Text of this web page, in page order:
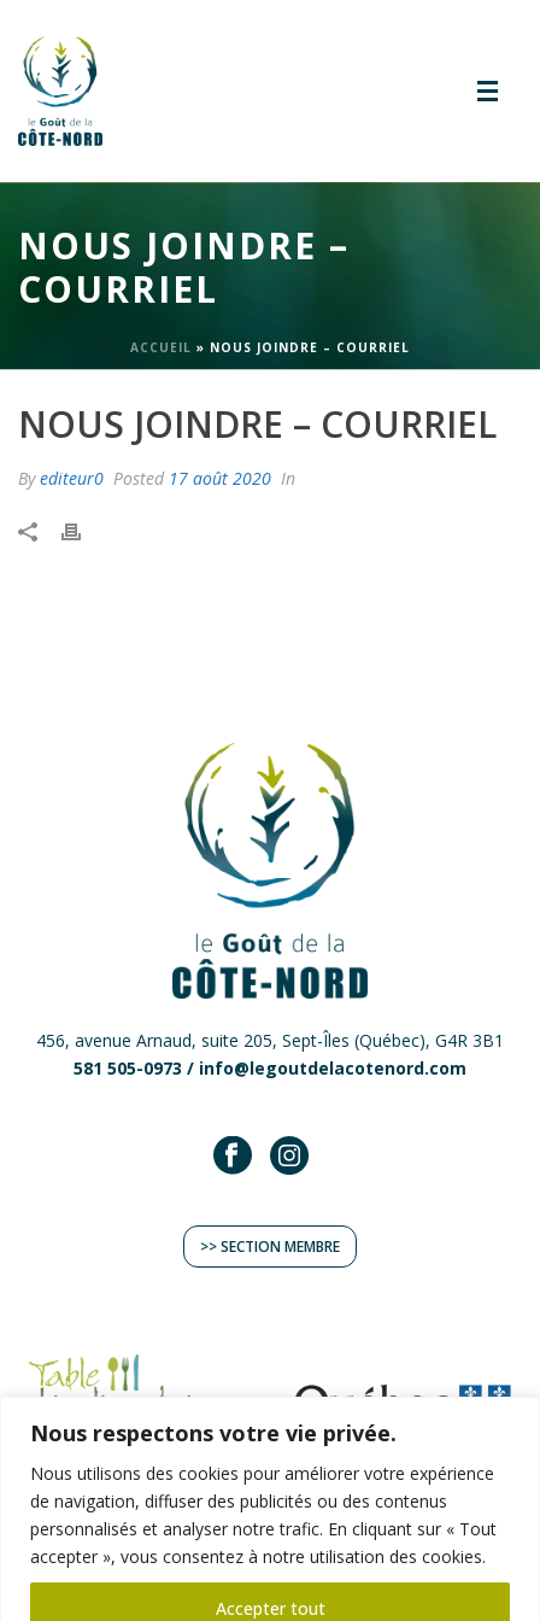
Nous respectons votre vie privée.
Nous utilisons des cookies pour améliorer votre expérience
de navigation, diffuser des publicités ou des contenus
personnalisés et analyser notre trafic. En cliquant sur « Tout
accepter », vous consentez à notre utilisation des cookies.
Accepter tout
NOUS JOINDRE –
COURRIEL
ACCUEIL » NOUS JOINDRE – COURRIEL
NOUS JOINDRE – COURRIEL
Byediteur0 Posted 17 août 2020 In
456, avenue Arnaud, suite 205, Sept-Îles (Québec), G4R 3B1
581 505-0973 / info@legoutdelacotenord.com
>> SECTION MEMBRE
TERROIR
EXPÉRIENCES
ARTISANS